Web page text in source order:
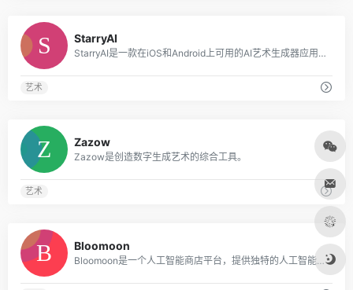
StarryAI
StarryAI是一款在iOS和Android上可用的AI艺术生成器应用程序，可将文字转化为令人惊叹的艺术品。
艺术
Zazow
Zazow是创造数字生成艺术的综合工具。
艺术
Bloomoon
Bloomoon是一个人工智能商店平台，提供独特的人工智能生成的绘画